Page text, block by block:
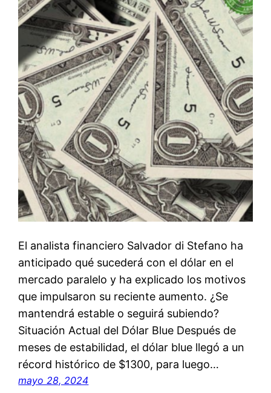
El analista financiero Salvador di Stefano ha
anticipado qué sucederá con el dólar en el
mercado paralelo y ha explicado los motivos
que impulsaron su reciente aumento. ¿Se
mantendrá estable o seguirá subiendo?
Situación Actual del Dólar Blue Después de
meses de estabilidad, el dólar blue llegó a un
récord histórico de $1300, para luego…
mayo 28, 2024